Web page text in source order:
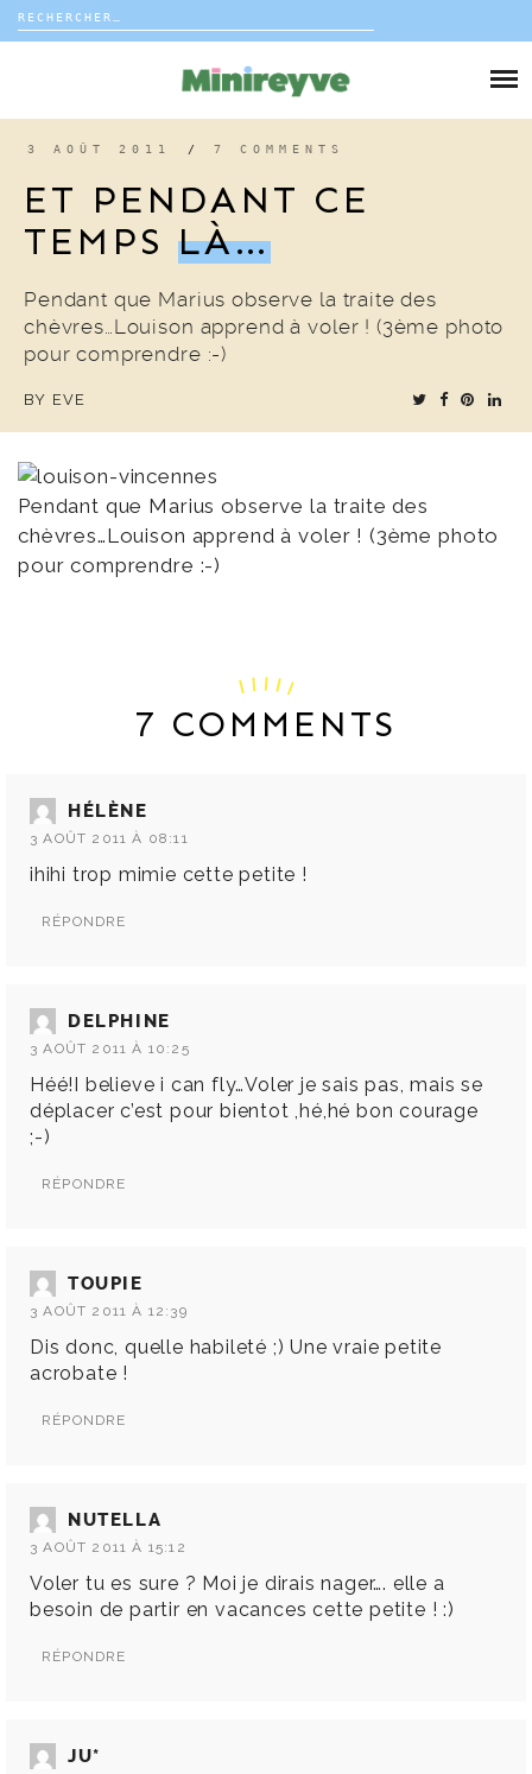
Rechercher :
VIE DE FAMILLE
COUP DE COEUR
EDITORIAL
3 AOÛT 2011 / 7 COMMENTS
ET PENDANT CE
TEMPSLÀ…
Pendant que Marius observe la traite des
chèvres…Louison apprend à voler ! (3ème photo
pour comprendre :-)
BY EVE
Pendant que Marius observe la traite des
chèvres…Louison apprend à voler ! (3ème photo
pour comprendre :-)
7 COMMENTS
HÉLÈNE
3 AOÛT 2011 À 08:11
ihihi trop mimie cette petite !
RÉPONDRE
DELPHINE
3 AOÛT 2011 À 10:25
Héé!I believe i can fly…Voler je sais pas, mais se
déplacer c’est pour bientot ,hé,hé bon courage
;-)
RÉPONDRE
TOUPIE
3 AOÛT 2011 À 12:39
Dis donc, quelle habileté ;) Une vraie petite
acrobate !
RÉPONDRE
NUTELLA
3 AOÛT 2011 À 15:12
Voler tu es sure ? Moi je dirais nager…. elle a
besoin de partir en vacances cette petite ! :)
RÉPONDRE
JU*